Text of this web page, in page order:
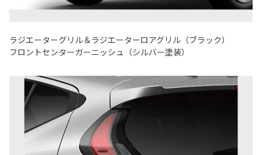
ラジエーターグリル＆ラジエーターロアグリル（ブラック）
フロントセンターガーニッシュ（シルバー塗装）